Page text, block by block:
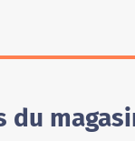
du